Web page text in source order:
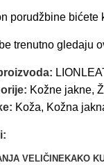
porudžbine bićete
trenutno gledaju
Kožne jakne,
Koža, Kožna
VELIČINEKAKO